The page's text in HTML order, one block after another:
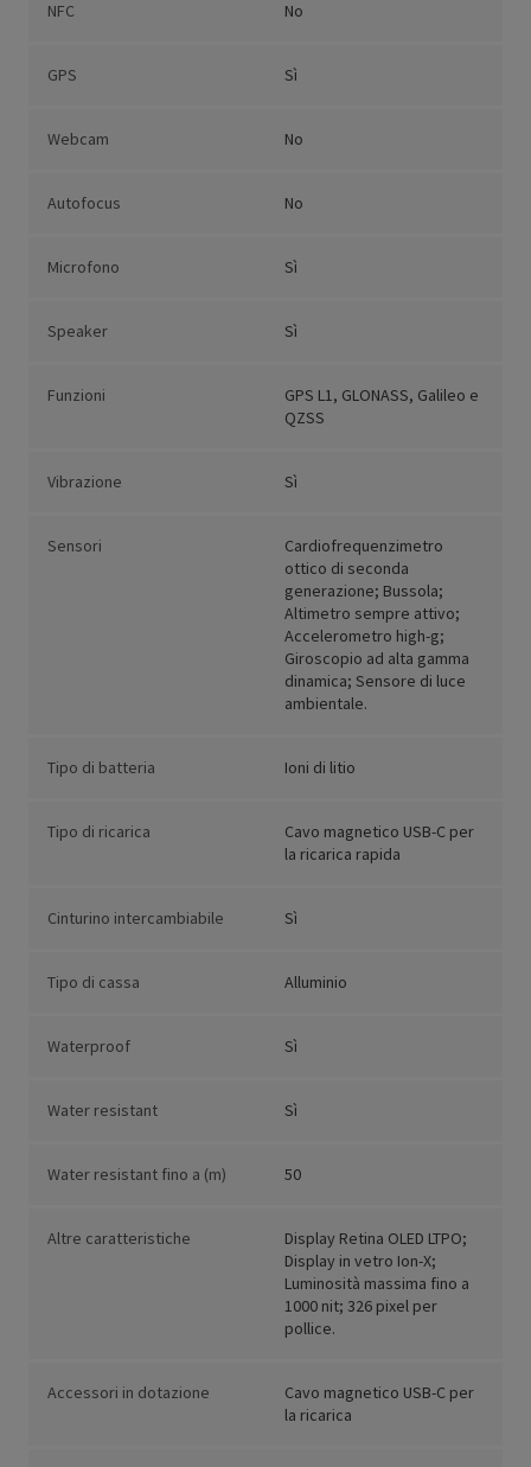
NFC No
GPS Sì
Webcam No
Autofocus No
Microfono Sì
Speaker Sì
Funzioni
GPS L1, GLONASS, Galileo e
QZSS
Vibrazione Sì
Sensori
Cardiofrequenzimetro
ottico di seconda
generazione; Bussola;
Altimetro sempre attivo;
Accelerometro high-g;
Giroscopio ad alta gamma
dinamica; Sensore di luce
ambientale.
Tipo di batteria Ioni di litio
Tipo di ricarica
Cavo magnetico USB-C per
la ricarica rapida
Cinturino intercambiabile Sì
Tipo di cassa Alluminio
Waterproof Sì
Water resistant Sì
Water resistant fino a (m) 50
Altre caratteristiche
Display Retina OLED LTPO;
Display in vetro Ion-X;
Luminosità massima fino a
1000 nit; 326 pixel per
pollice.
Accessori in dotazione
Cavo magnetico USB-C per
la ricarica